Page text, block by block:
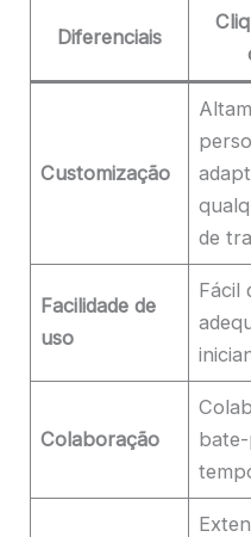
Diferenciais
Customização
de
Facilidade de
uso
Fácil
Colaboração